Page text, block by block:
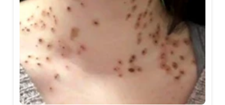
аудитория, затова държим на
прозрачност и коректност от
наша страна. Поднасяме ви
новините такива, каквито са. В
пълния си потенциал.